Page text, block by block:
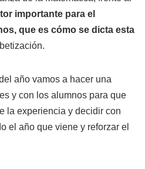
importante para el
que es cómo se dicta esta
año vamos a hacer una
y con los alumnos para que
la experiencia y decidir con
el año que viene y reforzar el